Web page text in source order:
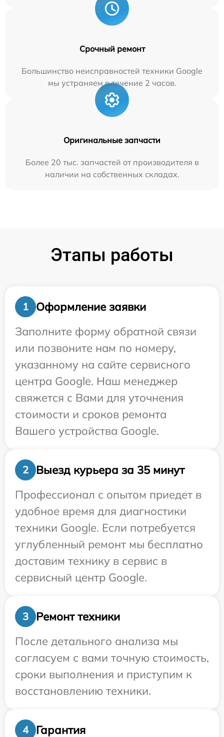
Срочный ремонт
Большинство неисправностей техники Google
мы устраняем в течение 2 часов.
Оригинальные запчасти
Более 20 тыс. запчастей от производителя в
наличии на собственных складах.
Этапы работы
1
Оформление заявки
Заполните форму обратной связи
или позвоните нам по номеру,
указанному на сайте сервисного
центра Google. Наш менеджер
свяжется с Вами для уточнения
стоимости и сроков ремонта
Вашего устройства Google.
2
Выезд курьера за 35 минут
Профессионал с опытом приедет в
удобное время для диагностики
техники Google. Если потребуется
углубленный ремонт мы бесплатно
доставим технику в сервис в
сервисный центр Google.
3
Ремонт техники
После детального анализа мы
согласуем с вами точную стоимость,
сроки выполнения и приступим к
восстановлению техники.
4 Гарантия